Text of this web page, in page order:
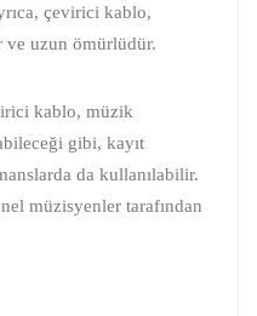
çevirici kablo,
ve uzun ömürlüdür.
kablo, müzik
gibi, kayıt
da kullanılabilir.
müzisyenler tarafından